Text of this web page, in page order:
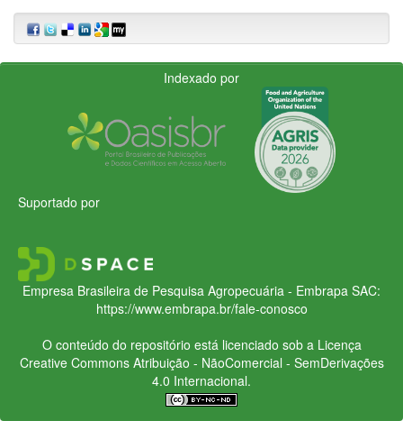
Indexado por
Suportado por
Empresa Brasileira de Pesquisa Agropecuária - Embrapa SAC:
https://www.embrapa.br/fale-conosco
O conteúdo do repositório está licenciado sob a Licença
Creative CommonsAtribuição - NãoComercial - SemDerivações
4.0 Internacional.